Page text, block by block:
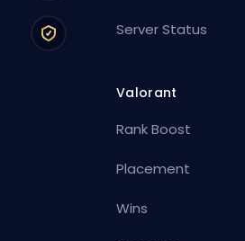
Server Status
Valorant
Rank Boost
Placement
Wins